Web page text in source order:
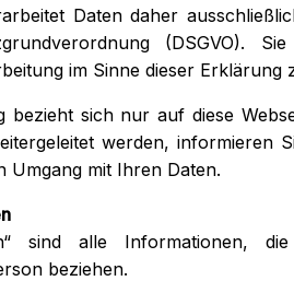
Daten daher
(DSGVO).
im Sinne dieser Erklärung
bezieht sich nur auf diese
werden, informieren
Umgang mit Ihren Daten.
sind alle Informationen,
beziehen.